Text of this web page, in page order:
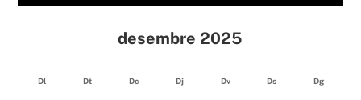
desembre 2025
Dl Dt Dc Dj Dv Ds Dg